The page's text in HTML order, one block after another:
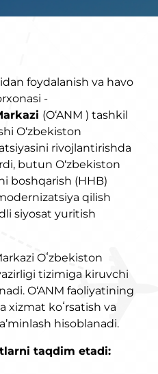
foydalanish va havo
-
(O‘ANM ) tashkil
O‘zbekiston
rivojlantirishda
butun O‘zbekiston
boshqarish (HHB)
qilish
siyosat yuritish
Oʻzbekiston
tizimiga kiruvchi
O‘ANM faoliyatining
xizmat koʻrsatish va
hisoblanadi.
taqdim etadi: